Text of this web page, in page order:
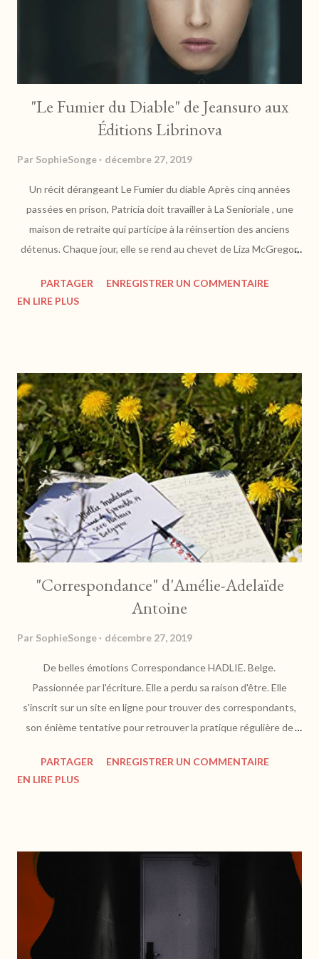
"Le Fumier du Diable" de Jeansuro aux
Éditions Librinova
Par SophieSonge décembre 27, 2019
Un récit dérangeant Le Fumier du diable Après cinq années
passées en prison, Patricia doit travailler à La Senioriale , une
maison de retraite qui participe à la réinsertion des anciens
détenus. Chaque jour, elle se rend au chevet de Liza McGregor,
à profiter de cet argent, Patricia décide de faire chanter la
famille McGregor. Mais un revers de fortune entraîne le décès
dégâts causés par l’argent, ce « fumier du diable » si envoûtant !
https://www.librinova.com Qui est Patricia ? Qu'a fait cette
jeune femme pour se retrouver dans le couloir de la mort ? Alors
qu'elle s'était juré d'en finir avec les démêlés de justice.
Pourquoi est-elle accusée et comment de meurtre avec
préméditation ? ...
PARTAGER
ENREGISTRER UN COMMENTAIRE
EN LIRE PLUS
"Correspondance" d'Amélie-Adelaïde
Antoine
Par SophieSonge décembre 27, 2019
De belles émotions Correspondance HADLIE. Belge.
Passionnée par l'écriture. Elle a perdu sa raison d'être. Elle
s'inscrit sur un site en ligne pour trouver des correspondants,
son énième tentative pour retrouver la pratique régulière de
échanges, sauf Alexiel, Anglais. https://www.amazon.fr Hadlie ,
20 ans, a écrit des histoires pendant une partie de son
méthode lui permettant peut-être de renouer un jour avec sa
passion... Avec ce roman, on retrouve des émotions de jeunesse
et de questionnement qui nous ont effleurés, que l'on a pu
échanger aussi. On entre dans l'intimité de deux jeunes gens
qui racontent leur histoire familiale, ...
PARTAGER
ENREGISTRER UN COMMENTAIRE
EN LIRE PLUS